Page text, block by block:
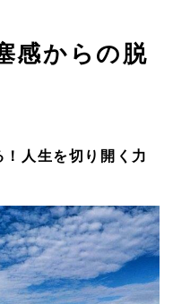
感からの脱
！人生を切り開く力